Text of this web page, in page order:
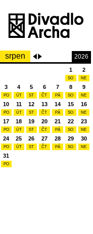
srpen 2026
1
SO
2
NE
3
PO
4
ÚT
5
ST
6
ČT
7
PÁ
8
SO
9
NE
10
PO
11
ÚT
12
ST
13
ČT
14
PÁ
15
SO
16
NE
17
PO
18
ÚT
19
ST
20
ČT
21
PÁ
22
SO
23
NE
24
PO
25
ÚT
26
ST
27
ČT
28
PÁ
29
SO
30
NE
31
PO
26.10.15 (20:00)